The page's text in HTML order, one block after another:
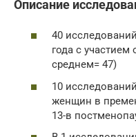
Описание
40
года с участием
среднем= 47)
10
женщин в
13-в